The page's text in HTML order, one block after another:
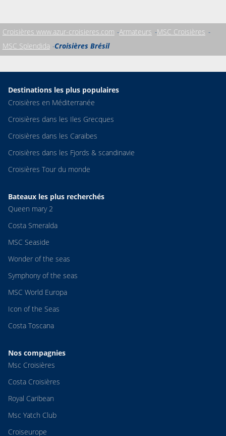
Croisières www.azur-croisieres.com Armateurs MSC Croisières
MSC Splendida Croisières Brésil
Destinations les plus populaires
Croisières en Méditerranée
Croisières dans les Iles Grecques
Croisières dans les Caraibes
Croisières dans les Fjords & scandinavie
Croisières Tour du monde
Bateaux les plus recherchés
Queen mary 2
Costa Smeralda
MSC Seaside
Wonder of the seas
Symphony of the seas
MSC World Europa
Icon of the Seas
Costa Toscana
Nos compagnies
Msc Croisières
Costa Croisières
Royal Caribean
Msc Yatch Club
Croiseurope